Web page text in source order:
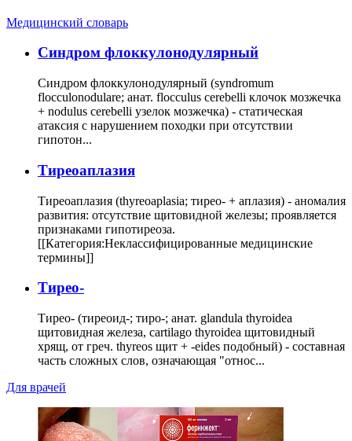
Медицинский словарь
Cиндром флоккулонодулярный
Синдром флоккулонодулярный (syndromum
flocculonodulare; анат. flocculus cerebelli клочок мозжечка
+ nodulus cerebelli узелок мозжечка) - статическая
атаксия с нарушением походки при отсутствии
гипотон...
Тиреоаплазия
Тиреоаплазия (thyreoaplasia; тирео- + аплазия) - аномалия
развития: отсутствие щитовидной железы; проявляется
признаками гипотиреоза.
[[Категория:Неклассифицированные медицинские
термины]]
Тирео-
Тирео- (тиреоид-; тиро-; анат. glandula thyroidea
щитовидная железа, cartilago thyroidea щитовидный
хрящ, от греч. thyreos щит + -eides подобный) - составная
часть сложных слов, означающая "относ...
Для врачей